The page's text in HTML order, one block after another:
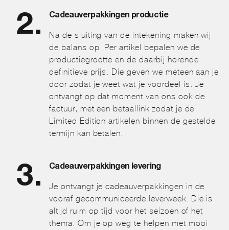
Cadeauverpakkingen productie
Na de sluiting van de intekening maken wij
de balans op. Per artikel bepalen we de
productiegrootte en de daarbij horende
definitieve prijs. Die geven we meteen aan je
door zodat je weet wat je voordeel is. Je
ontvangt op dat moment van ons ook de
factuur, met een betaallink zodat je de
Limited Edition artikelen binnen de gestelde
termijn kan betalen.
Cadeauverpakkingen levering
Je ontvangt je cadeauverpakkingen in de
vooraf gecommuniceerde leverweek. Die is
altijd ruim op tijd voor het seizoen of het
thema. Om je op weg te helpen met mooi